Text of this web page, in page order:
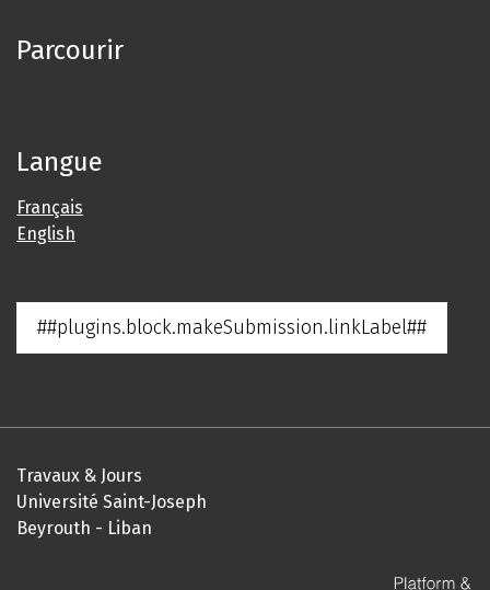
Parcourir
Langue
Français
English
##plugins.block.makeSubmission.linkLabel##
Travaux & Jours
Université Saint-Joseph
Beyrouth - Liban